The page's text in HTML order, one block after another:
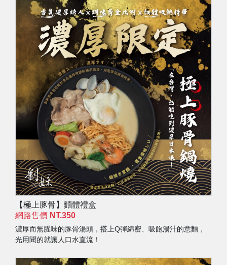
【極上豚骨】麵體禮盒
網路售價 NT.350
濃厚而無腥味的豚骨湯頭，搭上Q彈綿密、吸飽湯汁的意麵，
光用聞的就讓人口水直流！